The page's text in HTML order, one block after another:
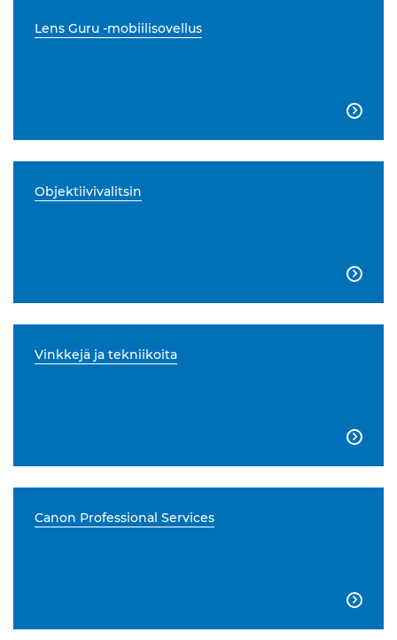
Lens Guru -mobiilisovellus

Objektiivivalitsin

Vinkkejä ja tekniikoita

Canon Professional Services
